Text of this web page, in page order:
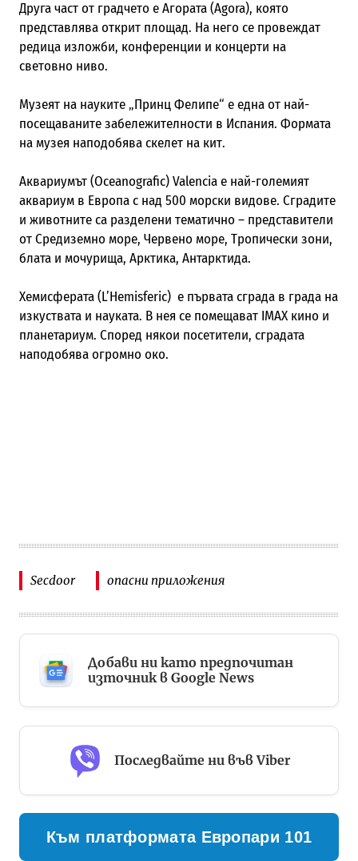
Друга част от градчето е Агората (Agora), която
представлява открит площад. На него се провеждат
редица изложби, конференции и концерти на
световно ниво.
Музеят на науките „Принц Фелипе“ е една от най-
посещаваните забележителности в Испания. Формата
на музея наподобява скелет на кит.
Аквариумът (Oceanografic) Valencia е най-големият
аквариум в Европа с над 500 морски видове. Сградите
и животните са разделени тематично – представители
от Средиземно море, Червено море, Тропически зони,
блата и мочурища, Арктика, Антарктида.
Хемисферата (L’Hemisferic) е първата сграда в града на
изкуствата и науката. В нея се помещават IMAX кино и
планетариум. Според някои посетители, сградата
наподобява огромно око.
Secdoor опасни приложения
Добави ни като предпочитан
източник в Google News
Последвайте ни във Viber
Към платформата Европари 101